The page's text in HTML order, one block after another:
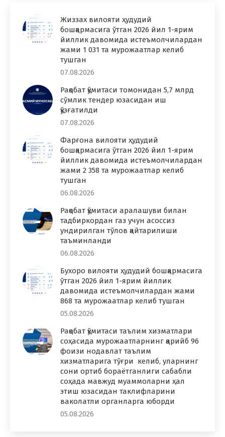
Жиззах вилояти ҳудудий
бошқармасига ўтган 2026 йил 1-ярим
йиллик давомида истеъмолчилардан
жами 1 031 та мурожаатлар келиб
тушган
07.08.2026
Рақобат қўмитаси томонидан 5,7 млрд
сўмлик тендер юзасидан иш
қўзғатилди
07.08.2026
Фарғона вилояти ҳудудий
бошқармасига ўтган 2026 йил 1-ярим
йиллик давомида истеъмолчилардан
жами 2 358 та мурожаатлар келиб
тушган
06.08.2026
Рақобат қўмитаси аралашуви билан
тадбиркордан газ учун асоссиз
ундирилган тўлов қайтарилиши
таъминланди
06.08.2026
Бухоро вилояти ҳудудий бошқармасига
ўтган 2026 йил 1-ярим йиллик
давомида истеъмолчилардан жами
868 та мурожаатлар келиб тушган
05.08.2026
Рақобат қўмитаси таълим хизматлари
соҳасида мурожаатларнинг қарийб 96
фоизи нодавлат таълим
хизматларига тўғри келиб, уларнинг
сони ортиб бораётганлиги сабабли
соҳада мавжуд муаммоларни ҳал
этиш юзасидан таклифларини
ваколатли органларга юборди
05.08.2026